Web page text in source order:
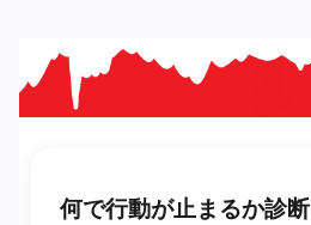
何で行動が止まるか診断